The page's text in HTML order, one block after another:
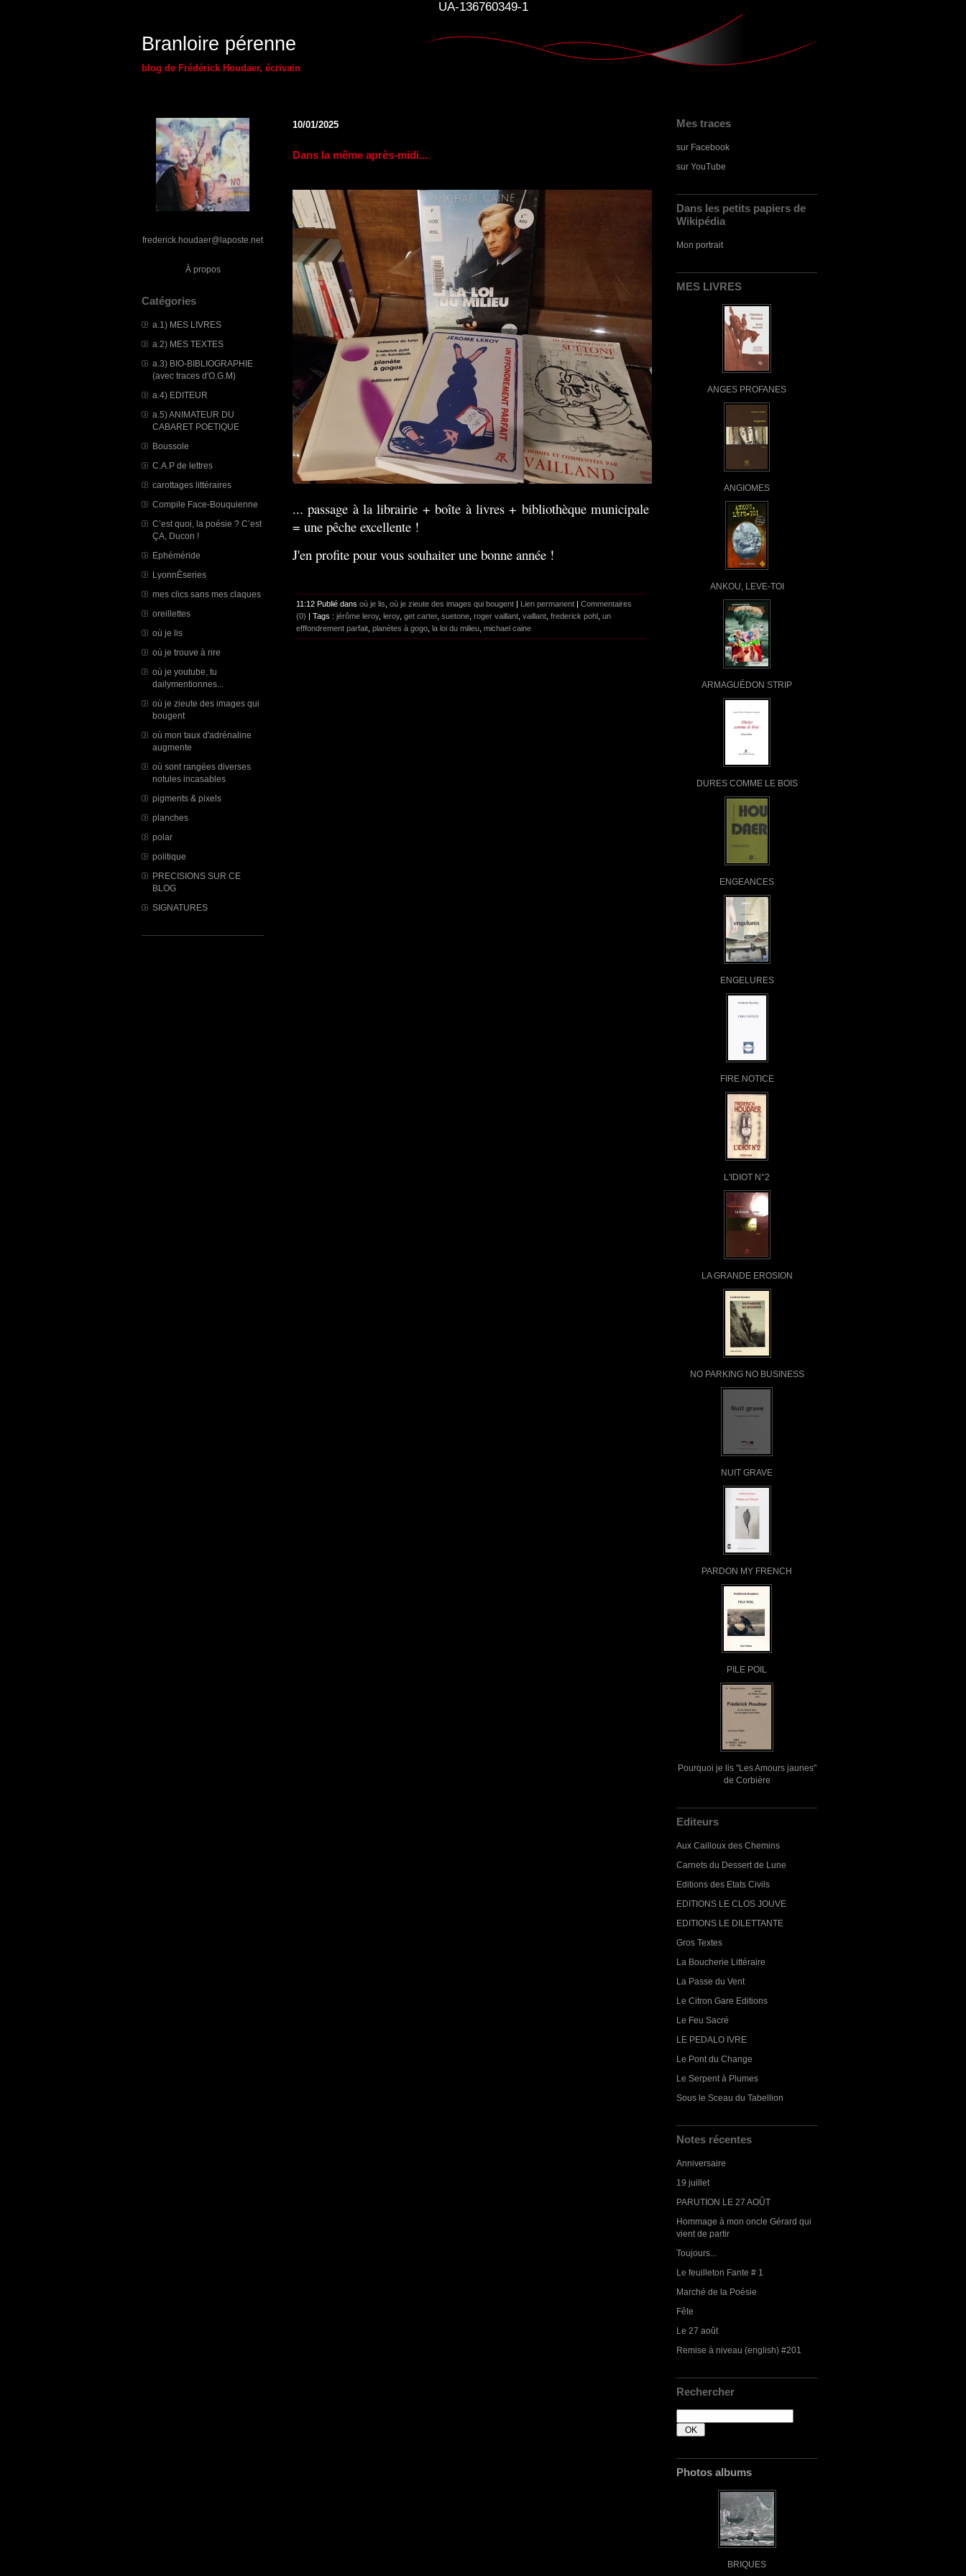
UA-136760349-1
Branloire pérenne
blog de Frédérick Houdaer, écrivain
frederick.houdaer@laposte.net
À propos
Catégories
a.1) MES LIVRES
a.2) MES TEXTES
a.3) BIO-BIBLIOGRAPHIE
(avec traces d'O.G.M)
a.4) EDITEUR
a.5) ANIMATEUR DU
CABARET POETIQUE
Boussole
C.A.P de lettres
carottages littéraires
Compile Face-Bouquienne
C’est quoi, la poésie ? C’est
ÇA, Ducon !
Ephéméride
LyonnÈseries
mes clics sans mes claques
oreillettes
où je lis
où je trouve à rire
où je youtube, tu
dailymentionnes...
où je zieute des images qui
bougent
où mon taux d'adrénaline
augmente
où sont rangées diverses
notules incasables
pigments & pixels
planches
polar
politique
PRECISIONS SUR CE
BLOG
SIGNATURES
Mes traces
sur Facebook
sur YouTube
Dans les petits papiers de
Wikipédia
Mon portrait
MES LIVRES
ANGES PROFANES
ANGIOMES
ANKOU, LEVE-TOI
ARMAGUÉDON STRIP
DURES COMME LE BOIS
ENGEANCES
ENGELURES
FIRE NOTICE
L'IDIOT N°2
LA GRANDE EROSION
NO PARKING NO BUSINESS
NUIT GRAVE
PARDON MY FRENCH
PILE POIL
Pourquoi je lis "Les Amours jaunes"
de Corbière
Editeurs
Aux Cailloux des Chemins
Carnets du Dessert de Lune
Editions des Etats Civils
EDITIONS LE CLOS JOUVE
EDITIONS LE DILETTANTE
Gros Textes
La Boucherie Littéraire
La Passe du Vent
Le Citron Gare Editions
Le Feu Sacré
LE PEDALO IVRE
Le Pont du Change
Le Serpent à Plumes
Sous le Sceau du Tabellion
Notes récentes
Anniversaire
19 juillet
PARUTION LE 27 AOÛT
Hommage à mon oncle Gérard qui
vient de partir
Toujours...
Le feuilleton Fante # 1
Marché de la Poésie
Fête
Le 27 août
Remise à niveau (english) #201
Rechercher
Photos albums
BRIQUES
10/01/2025
Dans la même après-midi...
... passage à la librairie + boîte à livres + bibliothèque municipale
= une pêche excellente !
J'en profite pour vous souhaiter une bonne année !
11:12 Publié dans où je lis, où je zieute des images qui bougent Lien permanent
Commentaires
(0) | Tags : jérôme leroy, leroy, get carter, suetone, roger vaillant, vaillant, frederick pohl , un
efffondrement parfait, planètes à gogo, la loi du milieu, michael caine